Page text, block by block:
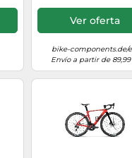
Ver oferta
bike-components.de/
Envío a partir de